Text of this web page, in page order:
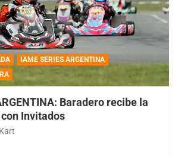
IAME SERIES ARGENTINA
Baradero recibe la
Invitados